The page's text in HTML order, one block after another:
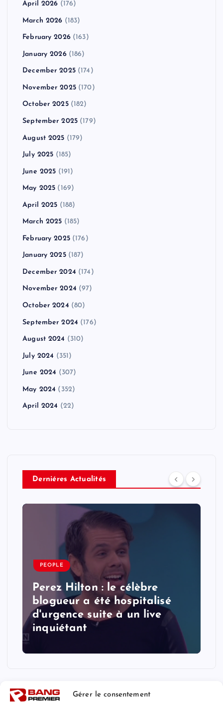
Gérer le consentement
April 2026 (176)
March 2026 (183)
February 2026(163)
January 2026(186)
December 2025(174)
November 2025(170)
October 2025(182)
September 2025 (179)
August 2025 (179)
July 2025 (185)
June 2025 (191)
May 2025 (169)
April 2025 (188)
March 2025 (185)
February 2025(176)
January 2025(187)
December 2024 (174)
November 2024 (97)
October 2024 (80)
September 2024 (176)
August 2024 (310)
July 2024 (351)
June 2024 (307)
May 2024 (352)
April 2024 (22)
Derniéres Actualités
PEOPLE
Perez Hilton : le célèbre
blogueur a été hospitalisé
d'urgence suite à un live
inquiétant